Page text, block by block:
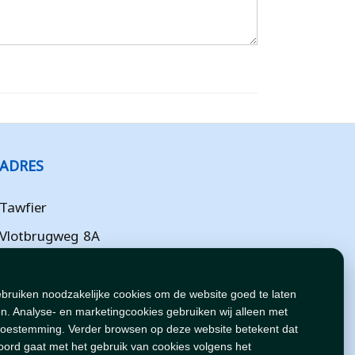
noodzakelijke cookies om de website goed te laten
Analyse- en marketingcookies gebruiken wij alleen met
Verder browsen op deze website betekent dat
gaat met het gebruik van cookies volgens het
ADRES
Tawfier
Vlotbrugweg 8A
Flevoland
NL